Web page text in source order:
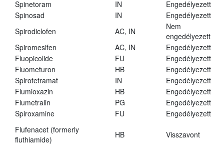
Spinetoram
IN
Engedélyezett
Spinosad
IN
Engedélyezett
Spirodiclofen
AC, IN
Nem
engedélyezett
Spiromesifen
AC, IN
Engedélyezett
Fluopicolide
FU
Engedélyezett
Fluometuron
HB
Engedélyezett
Spirotetramat
IN
Engedélyezett
Flumioxazin
HB
Engedélyezett
Flumetralin
PG
Engedélyezett
Spiroxamine
FU
Engedélyezett
Flufenacet (formerly
fluthiamide)
HB Visszavont